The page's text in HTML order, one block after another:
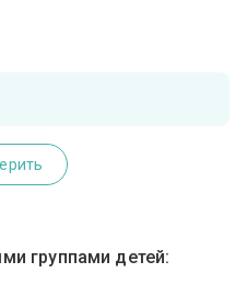
группами детей: